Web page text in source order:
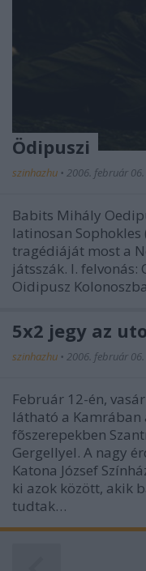
Ödipuszi
szinhazhu • 2006. február 06.
Babits Mihály
latinosan
tragédiáját most a
játsszák. I.
Oidipusz
5x2 jegy az
szinhazhu • 2006. február 06.
Február 12-én,
látható a Kamrában
fõszerepekben
Gergellyel. A nagy
Katona József
ki azok között, akik
tudtak…